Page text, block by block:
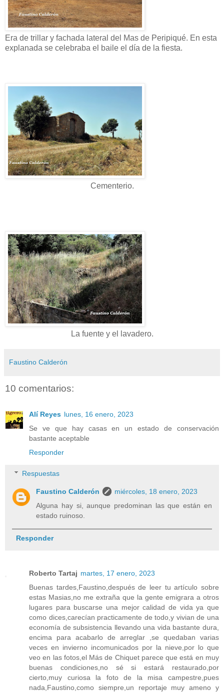
Era de trillar y fachada lateral del Mas de Peripiqué. En esta
explanada se celebraba el baile el día de la fiesta.
Cementerio.
La fuente y el lavadero.
Faustino Calderón
10 comentarios:
Alí Reyes lunes, 16 enero, 2023
Se ve que hay casas en un estado de conservación
bastante aceptable
Responder
Respuestas
Faustino Calderón
miércoles, 18 enero, 2023
Alguna hay si, aunque predominan las que están en
estado ruinoso.
Responder
Roberto Tartaj martes, 17 enero, 2023
Buenas tardes,Faustino,después de leer tu artículo sobre
estas Masias,no me extraña que la gente emigrara a otros
lugares para buscarse una mejor calidad de vida ya que
como dices,carecían practicamente de todo,y vivian de una
economía de subsistencia llevando una vida bastante dura,
encima para acabarlo de arreglar ,se quedaban varias
veces en invierno incomunicados por la nieve,por lo que
veo en las fotos,el Más de Chiquet parece que está en muy
buenas condiciones,no sé si estará restaurado,por
cierto,muy curiosa la foto de la misa campestre,pues
nada,Faustino,como siempre,un reportaje muy ameno y